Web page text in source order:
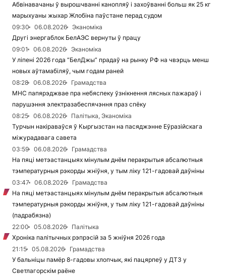
Абвінавачаны ў вырошчванні канопляў і захоўванні больш як 25 кг
марыхуаны жыхар Жлобіна паўстане перад судом
09:30
06.08.2026
Эканоміка
Другі энергаблок БелАЭС вернуты ў працу
09:01
06.08.2026
Эканоміка
У ліпені 2026 года “БелДжы” прадаў на рынку РФ на чвэрць менш
новых аўтамабіляў, чым годам раней
08:28
06.08.2026
Грамадства
МНС папярэджвае пра небяспеку ўзнікнення лясных пажараў і
парушэння электразабеспячэння праз спёку
08:25
06.08.2026
Палітыка, Эканоміка
Турчын накіраваўся ў Кыргызстан на пасяджэнне Еўразійскага
міжурадавага савета
03:59
06.08.2026
Грамадства
На пяці метэастанцыях мінулым днём перакрытыя абсалютныя
тэмпературныя рэкорды жніўня, у тым ліку 121-гадовай даўніны
03:47
06.08.2026
Грамадства
На пяці метэастанцыях мінулым днём перакрытыя абсалютныя
тэмпературныя рэкорды жніўня, у тым ліку 121-гадовай даўніны
(падрабязна)
22:00
05.08.2026
Палітыка
Хроніка палітычных рэпрэсій за 5 жніўня 2026 года
21:15
05.08.2026
Грамадства
У бальніцы памёр 8-гадовы хлопчык, які пацярпеў у ДТЗ у
Светлагорскім раёне